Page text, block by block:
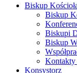
Biskup
Biskup
Biskupi
Biskup
Kontakty
Konsystorz